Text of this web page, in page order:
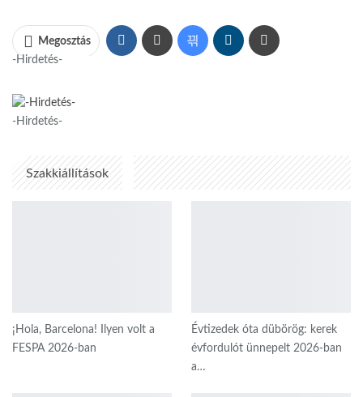
Megosztás
-Hirdetés-
-Hirdetés-
Szakkiállítások
¡Hola, Barcelona! Ilyen volt a
FESPA 2026-ban
Évtizedek óta dübörög: kerek
évfordulót ünnepelt 2026-ban
a…